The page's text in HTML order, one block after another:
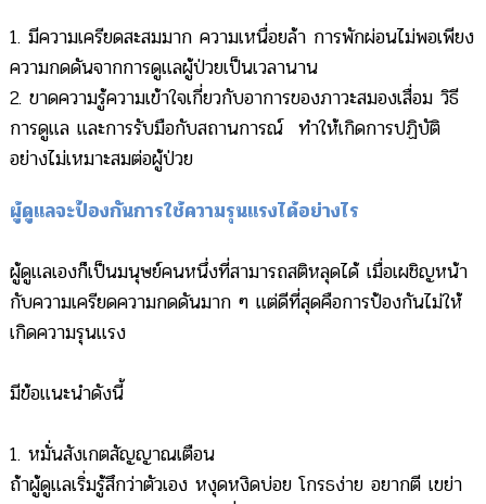
1. มีความเครียดสะสมมาก ความเหนื่อยล้า การพักผ่อนไม่พอเพียง
ความกดดันจากการดูแลผู้ป่วยเป็นเวลานาน
2. ขาดความรู้ความเข้าใจเกี่ยวกับอาการของภาวะสมองเสื่อม วิธี
การดูแล และการรับมือกับสถานการณ์ ทำให้เกิดการปฏิบัติ
อย่างไม่เหมาะสมต่อผู้ป่วย
ผู้ดูแลจะป้องกันการใช้ความรุนแรงได้อย่างไร
ผู้ดูแลเองก็เป็นมนุษย์คนหนึ่งที่สามารถสติหลุดได้ เมื่อเผชิญหน้า
กับความเครียดความกดดันมาก ๆ แต่ดีที่สุดคือการป้องกันไม่ให้
เกิดความรุนแรง
มีข้อแนะนำดังนี้
1. หมั่นสังเกตสัญญาณเตือน
ถ้าผู้ดูแลเริ่มรู้สึกว่าตัวเอง หงุดหงิดบ่อย โกรธง่าย อยากตี เขย่า